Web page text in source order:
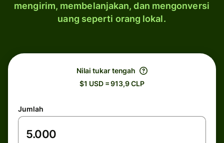
mengirim, membelanjakan, dan mengonversi
uang seperti orang lokal.
Nilai tukar tengah
$1 USD = 913,9 CLP
Jumlah